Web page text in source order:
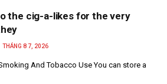
the cig-a-likes for the very
THÁNG 8 7, 2026
And Tobacco Use You can store a